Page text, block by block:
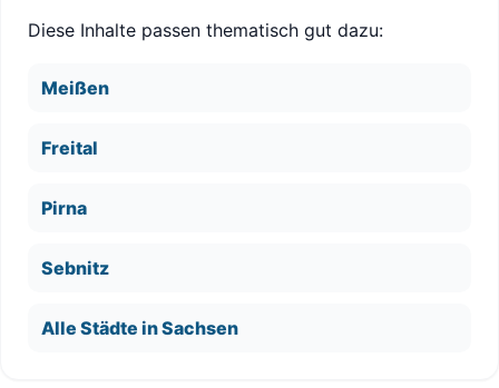
Diese Inhalte passen thematisch gut dazu:
Meißen
Freital
Pirna
Sebnitz
Alle Städte in Sachsen